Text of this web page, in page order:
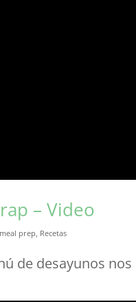
– Video
meal prep, Recetas
de desayunos